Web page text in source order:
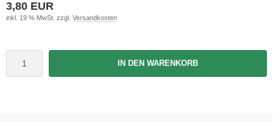
3,80 EUR
inkl. 19 % MwSt. zzgl. Versandkosten
IN DEN WARENKORB